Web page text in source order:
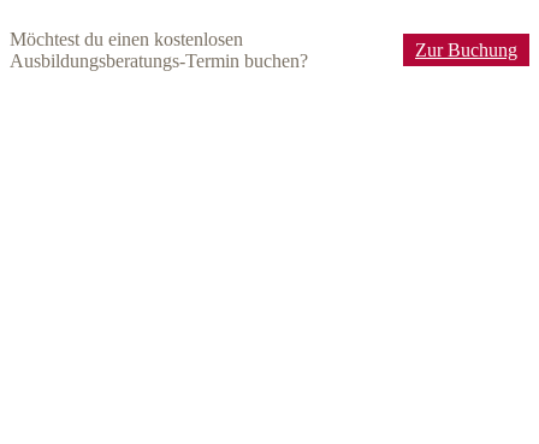
Inhalt
springen
Möchtest du einen kostenlosen
Ausbildungsberatungs-Termin buchen?
Zur Buchung